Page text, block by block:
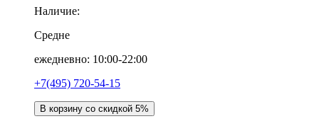
Наличие:
Средне
ежедневно: 10:00-22:00
+7(495) 720-54-15
В корзину со скидкой 5%